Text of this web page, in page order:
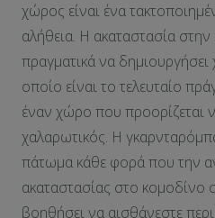
χώρος είναι ένα
αλήθεια. Η ακαταστασία
πραγματικά να
οποίο είναι το τελευταίο
έναν χώρο που προορίζεται
χαλαρωτικός. Η
πάτωμα κάθε φορά που την
ακαταστασίας στο κομοδίνο
βοηθήσει να αισθάνεστε